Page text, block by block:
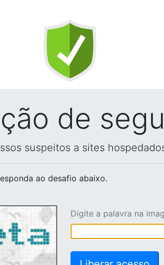
de
suspeitos a sites
ao desafio abaixo.
Digite a palavra na